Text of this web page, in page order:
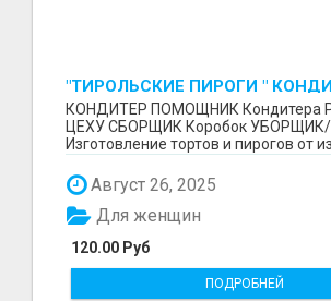
"ТИРОЛЬСКИЕ ПИРОГИ "
ФАБРИКА "КРУГ "
КОНДИТЕР ПОМОЩНИК Кондитера
ЦЕХУ СБОРЩИК Коробок
Изготовление тортов и пирогов от
Август 26, 2025
120.00 Руб
Для женщин
ПОДРОБНЕЙ